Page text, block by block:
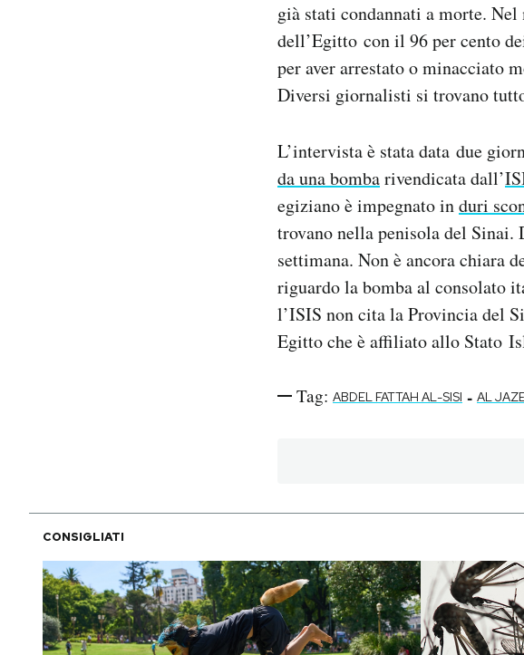
già stati condannati a morte.
dell’Egitto con il 96 per cento
per aver arrestato o minacciato
Diversi giornalisti si trovano
L’intervista è stata data due
da una bombarivendicata dall’
egiziano è impegnato induri
trovano nella penisola del
settimana. Non è ancora chiara
riguardo la bomba al consolato
l’ISIS non cita la Provincia del
Egitto che è affiliato allo Stato
Tag: ABDEL FATTAH AL-SISI - AL
CONSIGLIATI